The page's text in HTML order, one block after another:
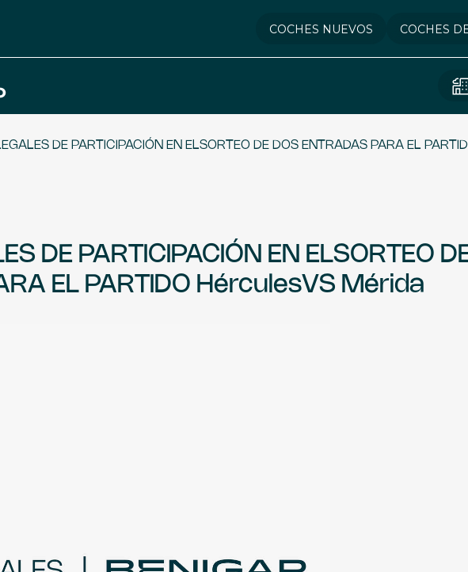
COCHES NUEVOS COCHES
DE PARTICIPACIÓN EN ELSORTEO DE DOS ENTRADAS PARA EL
DE PARTICIPACIÓN EN ELSORTEO
EL PARTIDO HérculesVS Mérida